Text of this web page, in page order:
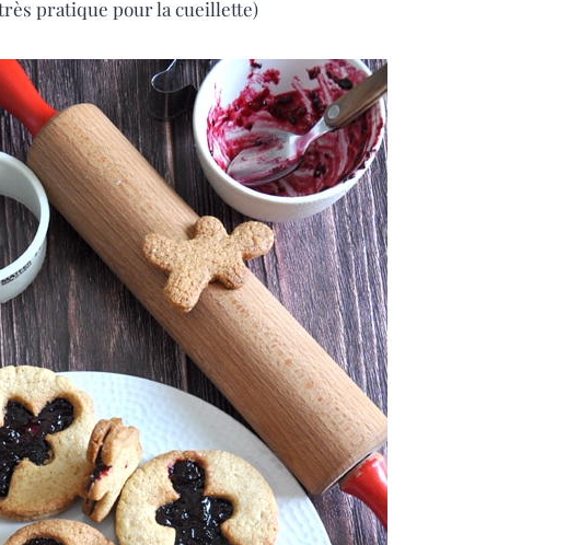
pratique pour la cueillette)